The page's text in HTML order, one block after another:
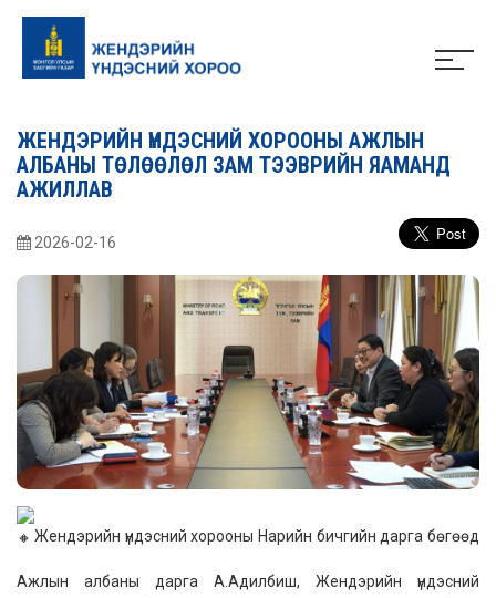
ЖЕНДЭРИЙН ҮНДЭСНИЙ ХОРООНЫ АЖЛЫН
АЛБАНЫ ТӨЛӨӨЛӨЛ ЗАМ ТЭЭВРИЙН ЯАМАНД
АЖИЛЛАВ
2026-02-16
Жендэрийн үндэсний хорооны Нарийн бичгийн дарга бөгөөд
Ажлын албаны дарга А.Адилбиш, Жендэрийн үндэсний